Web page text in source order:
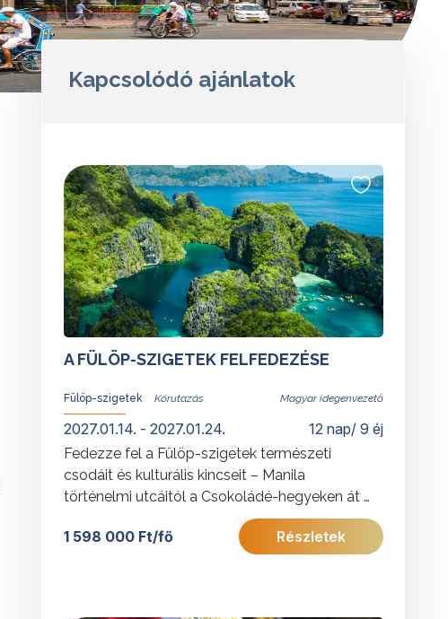
Kapcsolódó ajánlatok
A FÜLÖP-SZIGETEK FELFEDEZÉSE
Fülöp-szigetek Magyar idegenvezető
2027.01.14. - 2027.01.24. 12 nap/ 9 éj
Fedezze fel a Fülöp-szigetek természeti
csodáit és kulturális kincseit – Manila
történelmi utcáitól a Csokoládé-hegyeken át a
fehérhomokos partokig! Egy utazás, ahol
egzotikus tájak és felejthetetlen élmények
1 598 000 Ft/fő Részletek